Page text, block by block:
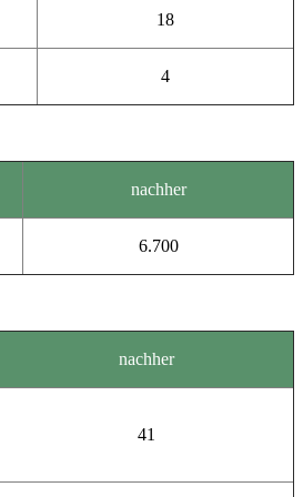
18
4
nachher
6.700
nachher
41